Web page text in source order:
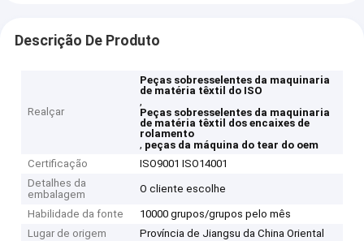
Descrição De Produto
Realçar
Peças sobresselentes da maquinaria
de matéria têxtil do ISO
,
Peças sobresselentes da maquinaria
de matéria têxtil dos encaixes de
rolamento
, peças da máquina do tear do oem
Certificação
ISO9001 ISO14001
Detalhes da
embalagem
O cliente escolhe
Habilidade da fonte
10000 grupos/grupos pelo mês
Lugar de origem
Província de Jiangsu da China Oriental